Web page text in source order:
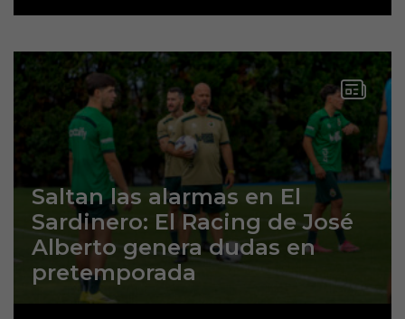
Saltan las alarmas en El
Sardinero: El Racing de José
Alberto genera dudas en
pretemporada